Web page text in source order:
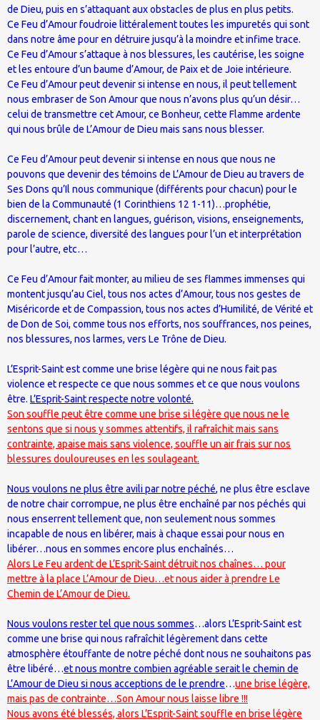
de Dieu, puis en s’attaquant aux obstacles de plus en plus petits.
Ce Feu d’Amour foudroie littéralement toutes les impuretés qui sont
dans notre âme pour en détruire jusqu’à la moindre et infime trace.
Ce Feu d’Amour s’attaque à nos blessures, les cautérise, les soigne
et les entoure d’un baume d’Amour, de Paix et de Joie intérieure.
Ce Feu d’Amour peut devenir si intense en nous, il peut tellement
nous embraser de Son Amour que nous n’avons plus qu’un désir…
celui de transmettre cet Amour, ce Bonheur, cette Flamme ardente
qui nous brûle de L’Amour de Dieu mais sans nous blesser.
Ce Feu d’Amour peut devenir si intense en nous que nous ne
pouvons que devenir des témoins de L’Amour de Dieu au travers de
Ses Dons qu’Il nous communique (différents pour chacun) pour le
bien de la Communauté (1 Corinthiens 12 1-11)…prophétie,
discernement, chant en langues, guérison, visions, enseignements,
parole de science, diversité des langues pour l’un et interprétation
pour l’autre, etc…
Ce Feu d’Amour fait monter, au milieu de ses flammes immenses qui
montent jusqu’au Ciel, tous nos actes d’Amour, tous nos gestes de
Miséricorde et de Compassion, tous nos actes d’Humilité, de Vérité et
de Don de Soi, comme tous nos efforts, nos souffrances, nos peines,
nos blessures, nos larmes, vers Le Trône de Dieu.
L’Esprit-Saint est comme une brise légère qui ne nous fait pas
violence et respecte ce que nous sommes et ce que nous voulons
être. L’Esprit-Saint respecte notre volonté.
Son souffle peut être comme une brise si légère que nous ne le
sentons que si nous y sommes attentifs, il rafraîchit mais sans
contrainte, apaise mais sans violence, souffle un air frais sur nos
blessures douloureuses en les soulageant.
Nous voulons ne plus être avili par notre péché, ne plus être esclave
de notre chair corrompue, ne plus être enchaîné par nos péchés qui
nous enserrent tellement que, non seulement nous sommes
incapable de nous en libérer, mais à chaque essai pour nous en
libérer…nous en sommes encore plus enchaînés…
Alors Le Feu ardent de L’Esprit-Saint détruit nos chaînes… pour
mettre à la place L’Amour de Dieu…et nous aider à prendre Le
Chemin de L’Amour de Dieu.
Nous voulons rester tel que nous sommes…alors L’Esprit-Saint est
comme une brise qui nous rafraîchit légèrement dans cette
atmosphère étouffante de notre péché dont nous ne souhaitons pas
être libéré…et nous montre combien agréable serait le chemin de
L’Amour de Dieu si nous acceptions de le prendre…une brise légère,
mais pas de contrainte…Son Amour nous laisse libre !!!
Nous avons été blessés, alors L’Esprit-Saint souffle en brise légère